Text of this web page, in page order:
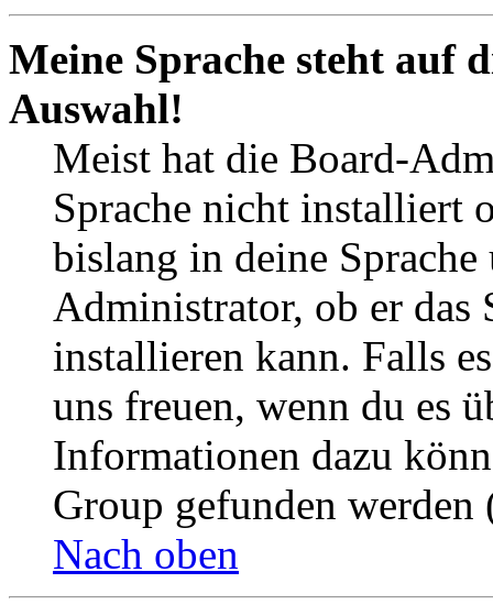
Meine Sprache steht auf
Auswahl!
Meist hat die Board-
Sprache nicht installiert
bislang in deine
Administrator, ob er das
installieren kann. Falls
uns freuen, wenn du es
Informationen dazu
Group gefunden
Nach oben